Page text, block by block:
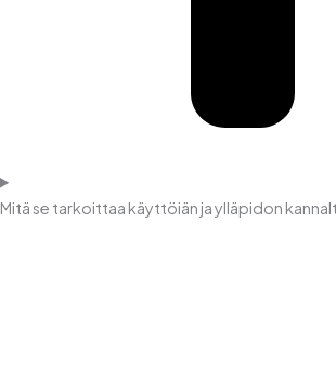
Mitä se tarkoittaa käyttöiän ja ylläpidon